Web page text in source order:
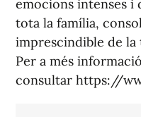
emocions intenses i
tota la família,
imprescindible de la
Per a més
consultar https://